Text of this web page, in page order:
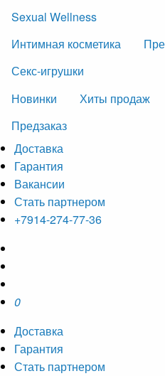
Sexual Wellness
Интимная косметика
Секс-игрушки
Новинки
Хиты продаж
Предзаказ
Доставка
Гарантия
Вакансии
Стать партнером
+7914-274-77-36
0
Доставка
Гарантия
Стать партнером